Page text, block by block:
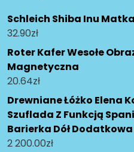
Schleich Shiba Inu
32.90zł
Roter Kafer Wesołe
Magnetyczna
20.64zł
Drewniane Łóżko Elena
Szuflada Z Funkcją
Barierka Dół
2 200.00zł